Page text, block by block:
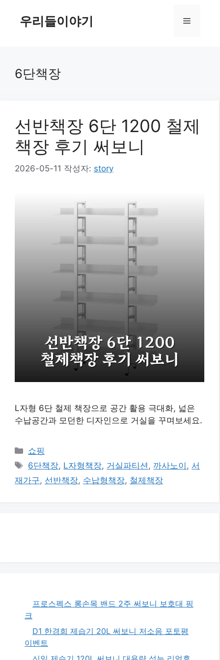
우리들이야기 메
6단책장
선반책장 6단 1200 철제
책장 후기 써보니
2026-05-11 작성자: story
L자형 6단 철제 책장으로 공간 활용 극대화, 넓은
수납공간과 모던한 디자인으로 거실을 꾸며보세요.
카
테
리
쇼핑
태
그
6단책장, L자형책장, 거실파티션 , 까사노이 , 서
재가구, 선반책장, 수납형책장, 철제책장
프로스펙스 롱손목 밴드 2주 써보니 보호대 핑
크
D1 한경희 제습기 20L 써보니 저소음 포토평
이벤트